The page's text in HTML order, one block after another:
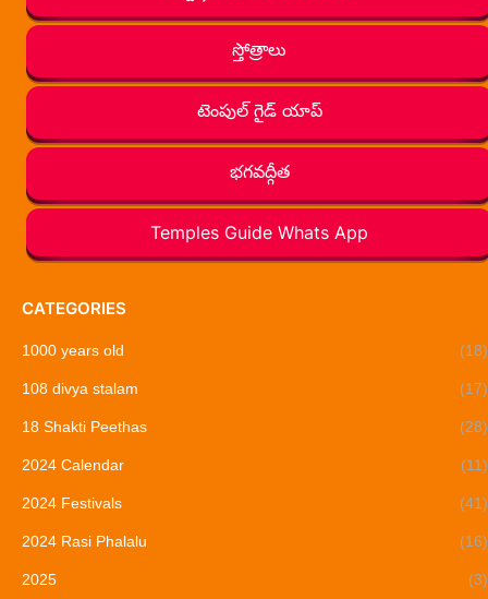
స్తోత్రాలు
టెంపుల్ గైడ్ యాప్
భగవద్గీత
Temples Guide Whats App
CATEGORIES
1000 years old (18)
108 divya stalam (17)
18 Shakti Peethas (28)
2024 Calendar (11)
2024 Festivals (41)
2024 Rasi Phalalu (16)
2025 (3)